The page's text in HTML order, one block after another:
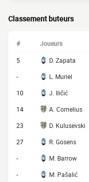
Classement buteurs
# Joueurs
5 D. Zapata
-
L. Muriel
10
J. Iličić
14
A. Cornelius
23
D. Kulusevski
27
R. Gosens
-
M. Barrow
-
M. Pašalić